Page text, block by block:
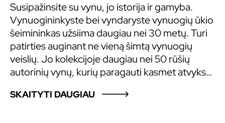
Susipažinsite su vynu, jo istorija ir gamyba.
Vynuogininkyste bei vyndaryste vynuogių ūkio
šeimininkas užsiima daugiau nei 30 metų. Turi
patirties auginant ne vieną šimtą vynuogių
veislių. Jo kolekcijoje daugiau nei 50 rūšių
autorinių vynų, kurių paragauti kasmet atvyksta
aplankyti vynuogyną bei vyninę bei iš naujo
SKAITYTI DAUGIAU